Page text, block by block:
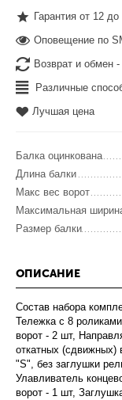
Гарантия от 12
Оповещение по
Возврат и обмен
Различные
Лучшая цена
Балка оцинкована
Длина балки
Макс вес ворот
Максимальная
Размер балки
ОПИСАНИЕ
Состав набора
Тележка с 8
ворот - 2 шт,
откатных (сдвижных)
"S", без заглушки
Улавливатель
ворот - 1 шт,